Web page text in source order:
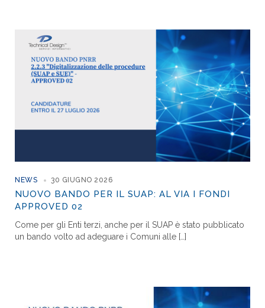
NEWS 30 GIUGNO 2026
NUOVO BANDO PER IL SUAP: AL VIA I FONDI
APPROVED 02
Come per gli Enti terzi, anche per il SUAP è stato pubblicato
un bando volto ad adeguare i Comuni alle […]